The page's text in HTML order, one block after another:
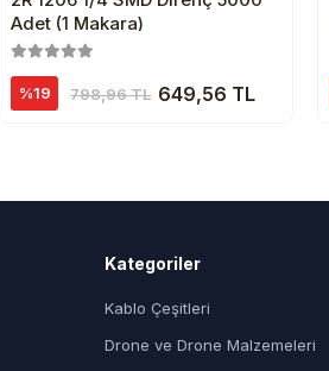
Adet (1 Makara)
%19 798,96 TL 649,56 TL
Kategoriler
Kablo Çeşitleri
Drone ve Drone Malzemeleri